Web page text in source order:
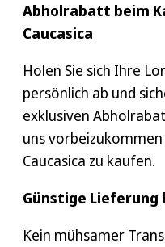
Abholrabatt beim
Caucasica
Holen Sie sich Ihre
persönlich ab und
exklusiven
uns
Caucasica zu kaufen.
Günstige Lieferung
Kein mühsamer